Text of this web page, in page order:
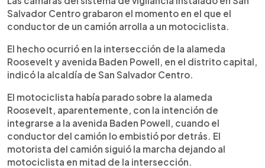
Salvador Centro grabaron el momento en el que el
conductor de un camión arrolla a un motociclista.
El hecho ocurrió en la intersección de la alameda
Roosevelt y avenida Baden Powell, en el distrito capital,
indicó la alcaldía de San Salvador Centro.
El motociclista había parado sobre la alameda
Roosevelt, aparentemente, con la intención de
integrarse a la avenida Baden Powell, cuando el
conductor del camión lo embistió por detrás. El
motorista del camión siguió la marcha dejando al
motociclista en mitad de la intersección.